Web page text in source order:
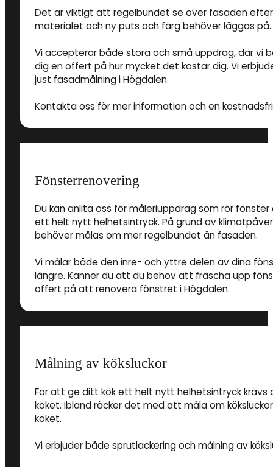
Det är viktigt att regelbundet se över fasaden
materialet och ny puts och färg behöver läggas på.
Vi accepterar både stora och små uppdrag, där vi
dig en offert på hur mycket det kostar dig. Vi
just fasadmålning i Högdalen.
Kontakta oss för mer information och en
Fönsterrenovering
Du kan anlita oss för måleriuppdrag som rör
ett helt nytt helhetsintryck. På grund av
behöver målas om mer regelbundet än fasaden.
Vi målar både den inre- och yttre delen av dina
längre. Känner du att du behov att fräscha upp
offert på att renovera fönstret i Högdalen.
Målning av köksluckor
För att ge ditt kök ett helt nytt helhetsintryck
köket. Ibland räcker det med att måla om
köket.
Vi erbjuder både sprutlackering och målning av